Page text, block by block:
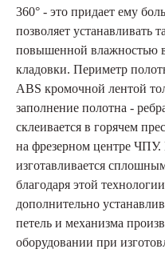
360° - это придает ему
позволяет устанавливать
повышенной влажностью
кладовки. Периметр
ABS кромочной лентой
заполнение полотна -
склеивается в горячем
на фрезерном центре ЧПУ.
изготавливается
благодаря этой
дополнительно
петель и механизма
оборудовании при